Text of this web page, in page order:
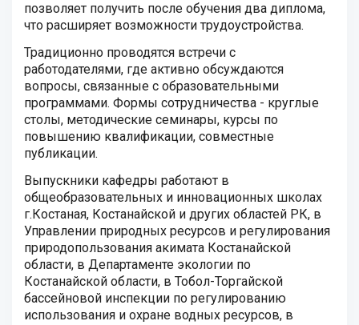
позволяет получить после обучения два диплома,
что расширяет возможности трудоустройства.
Традиционно проводятся встречи с
работодателями, где активно обсуждаются
вопросы, связанные с образовательными
программами. Формы сотрудничества - круглые
столы, методические семинары, курсы по
повышению квалификации, совместные
публикации.
Выпускники кафедры работают в
общеобразовательных и инновационных школах
г.Костаная, Костанайской и других областей РК, в
Управлении природных ресурсов и регулирования
природопользования акимата Костанайской
области, в Департаменте экологии по
Костанайской области, в Тобол-Торгайской
бассейновой инспекции по регулированию
использования и охране водных ресурсов, в